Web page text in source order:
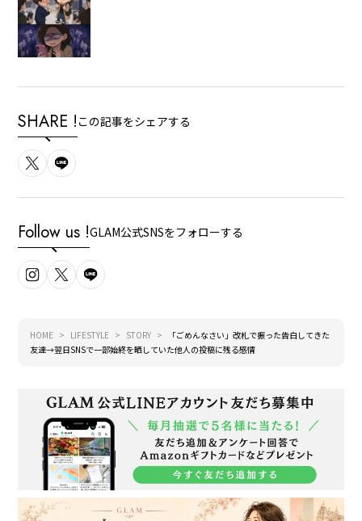
SHARE ! この記事をシェアする
Follow us !GLAM公式SNSをフォローする
HOME LIFESTYLE STORY
「ごめんなさい」改札で振った告白してきた
友達→翌日SNSで一部始終を晒していた他人の投稿に残る感情